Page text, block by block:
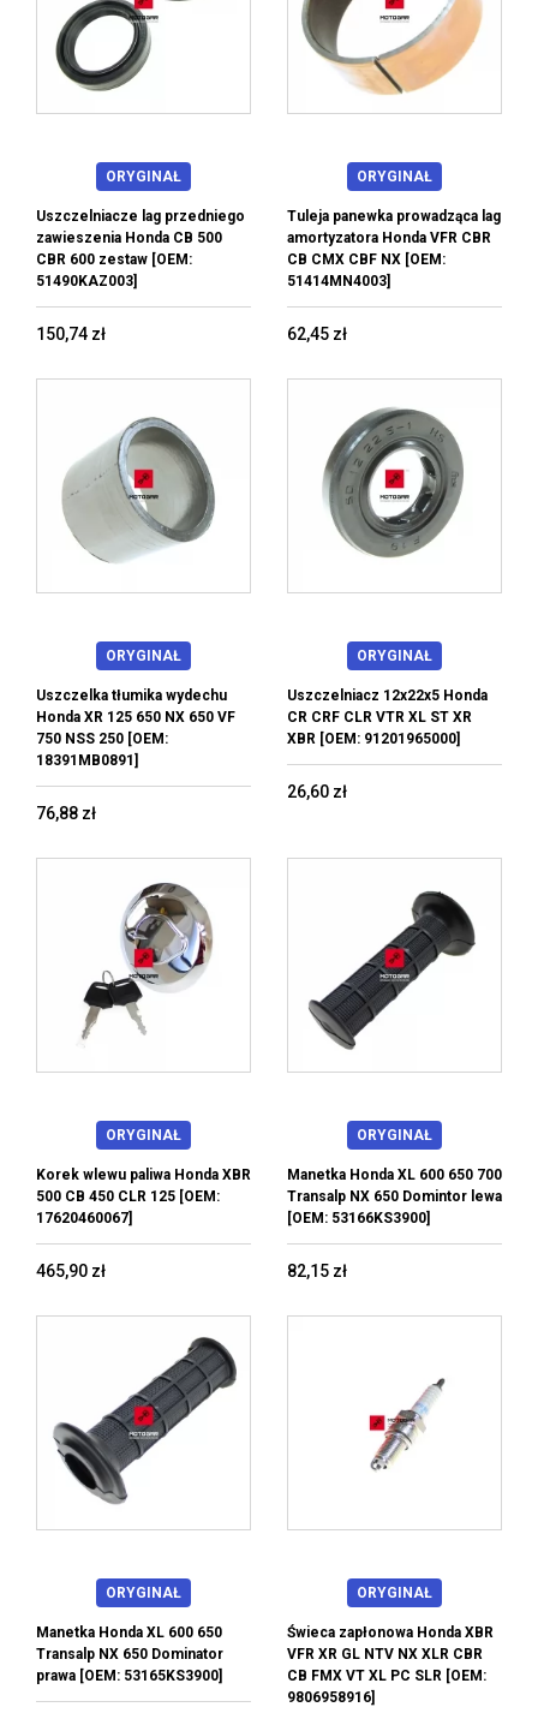
ORYGINAŁ
Uszczelniacze lag przedniego
zawieszenia Honda CB 500
CBR 600 zestaw [OEM:
51490KAZ003]
150,74 zł
ORYGINAŁ
Tuleja panewka prowadząca lag
amortyzatora Honda VFR CBR
CB CMX CBF NX [OEM:
51414MN4003]
62,45 zł
ORYGINAŁ
Uszczelka tłumika wydechu
Honda XR 125 650 NX 650 VF
750 NSS 250 [OEM:
18391MB0891]
76,88 zł
ORYGINAŁ
Uszczelniacz 12x22x5 Honda
CR CRF CLR VTR XL ST XR
XBR [OEM: 91201965000]
26,60 zł
ORYGINAŁ
Korek wlewu paliwa Honda XBR
500 CB 450 CLR 125 [OEM:
17620460067]
465,90 zł
ORYGINAŁ
Manetka Honda XL 600 650 700
Transalp NX 650 Domintor lewa
[OEM: 53166KS3900]
82,15 zł
ORYGINAŁ
Manetka Honda XL 600 650
Transalp NX 650 Dominator
prawa [OEM: 53165KS3900]
ORYGINAŁ
Świeca zapłonowa Honda XBR
VFR XR GL NTV NX XLR CBR
CB FMX VT XL PC SLR [OEM:
9806958916]